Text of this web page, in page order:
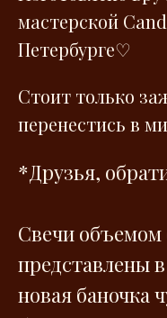
мастерской
Петербурге♡
Стоит только
перенестись в
*Друзья,
Свечи объемом
представлены
новая баночка